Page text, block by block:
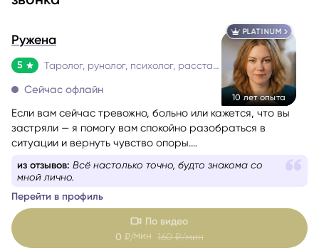
PLATINUM
10 лет опыта
Ружена
5 Таролог, рунолог, психолог, расстановщик
Сейчас офлайн
Если вам сейчас тревожно, больно или кажется, что вы
застряли — я помогу вам спокойно разобраться в
ситуации и вернуть чувство опоры.
осуждённой. Я мягко и бережно проведу вас через
решение, которое принесёт облегчение.
из отзывов: Всё настолько точно, будто знакома со
мной лично.
Перейти в профиль
По видео
0 ₽/мин 160 ₽/мин